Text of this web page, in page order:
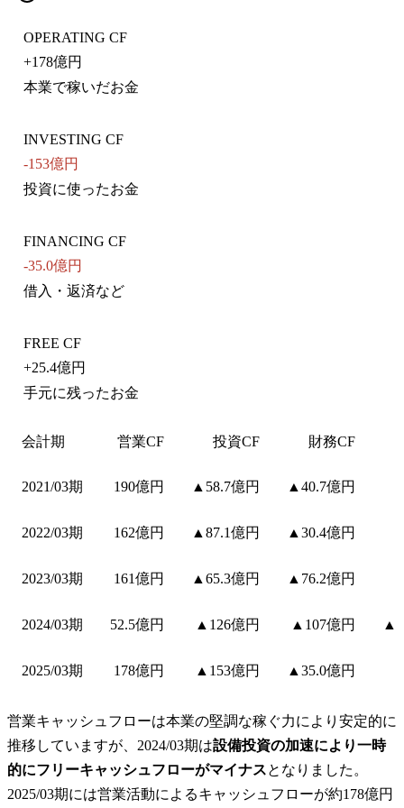
OPERATING CF
+178億円
本業で稼いだお金
INVESTING CF
-153億円
投資に使ったお金
FINANCING CF
-35.0億円
借入・返済など
FREE CF
+25.4億円
手元に残ったお金
会計期 営業CF 投資CF 財務CF
2021/03期 190億円 ▲58.7億円 ▲40.7億円
2022/03期 162億円 ▲87.1億円 ▲30.4億円
2023/03期 161億円 ▲65.3億円 ▲76.2億円
2024/03期 52.5億円 ▲126億円 ▲107億円
2025/03期 178億円 ▲153億円 ▲35.0億円
営業キャッシュフローは本業の堅調な稼ぐ力により安定的に
推移していますが、2024/03期は設備投資の加速により一時
的にフリーキャッシュフローがマイナスとなりました。
2025/03期には営業活動によるキャッシュフローが約178億円